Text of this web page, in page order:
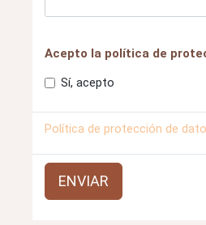
Acepto la política de
Sí, acepto
Política de protección de
ENVIAR